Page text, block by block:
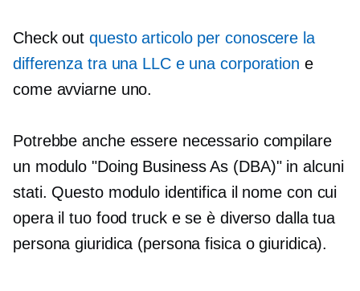
Check outquesto articolo per conoscere la
differenza tra una LLC e una corporation e
come avviarne uno.
Potrebbe anche essere necessario compilare
un modulo "Doing Business As (DBA)" in alcuni
stati. Questo modulo identifica il nome con cui
opera il tuo food truck e se è diverso dalla tua
persona giuridica (persona fisica o giuridica).